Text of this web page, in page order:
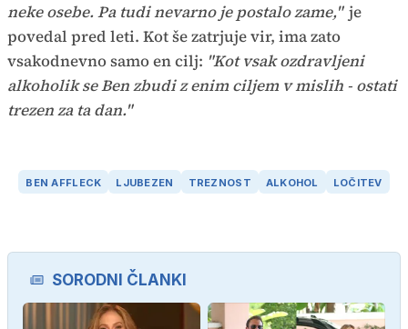
neke osebe. Pa tudi nevarno je postalo zame," je
povedal pred leti. Kot še zatrjuje vir, ima zato
vsakodnevno samo en cilj: "Kot vsak ozdravljeni
alkoholik se Ben zbudi z enim ciljem v mislih - ostati
trezen za ta dan."
BEN AFFLECK LJUBEZEN TREZNOST ALKOHOL LOČITEV
SORODNI ČLANKI